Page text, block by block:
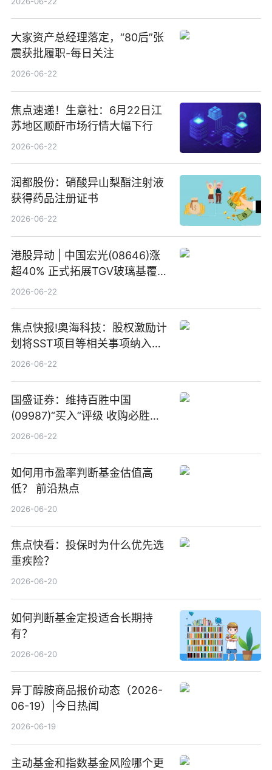
大家资产总经理落定，“80后”张
震获批履职-每日关注
2026-06-22
焦点速递！生意社：6月22日江
苏地区顺酐市场行情大幅下行
2026-06-22
润都股份：硝酸异山梨酯注射液
获得药品注册证书
2026-06-22
港股异动 | 中国宏光(08646)涨
超40% 正式拓展TGV玻璃基覆铜
板新材料业务
2026-06-22
焦点快报!奥海科技：股权激励计
划将SST项目等相关事项纳入专
项业务发展考核指标
2026-06-22
国盛证券：维持百胜中国
(09987)“买入”评级 收购必胜客
中国增厚利润加速成长 信息
2026-06-22
如何用市盈率判断基金估值高
低？ 前沿热点
2026-06-20
焦点快看：投保时为什么优先选
重疾险？
2026-06-20
如何判断基金定投适合长期持
有？
2026-06-20
异丁醇胺商品报价动态（2026-
06-19）|今日热闻
2026-06-19
主动基金和指数基金风险哪个更